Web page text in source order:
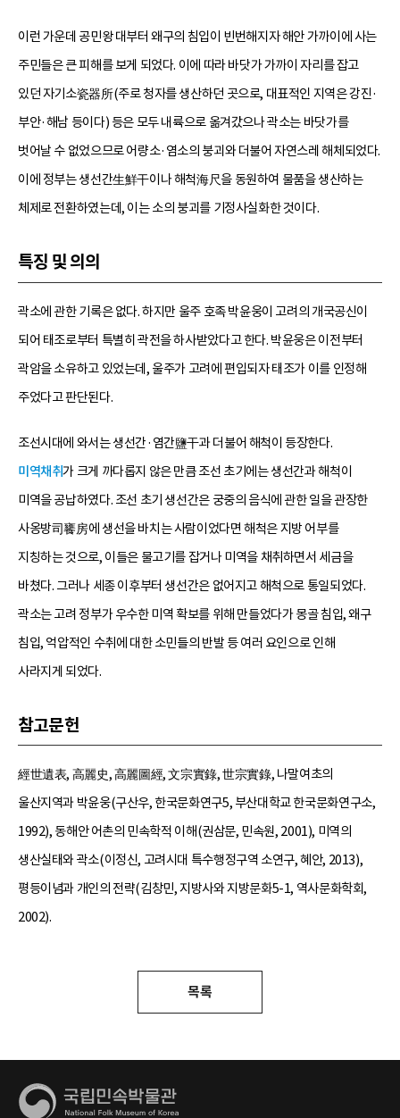
이런 가운데 공민왕 대부터 왜구의 침입이 빈번해지자 해안 가까이에 사는
주민들은 큰 피해를 보게 되었다. 이에 따라 바닷가 가까이 자리를 잡고
있던 자기소瓷器所(주로 청자를 생산하던 곳으로, 대표적인 지역은 강진·
부안·해남 등이다) 등은 모두 내륙으로 옮겨갔으나 곽소는 바닷가를
벗어날 수 없었으므로 어량소·염소의 붕괴와 더불어 자연스레 해체되었다.
이에 정부는 생선간生鮮干이나 해척海尺을 동원하여 물품을 생산하는
체제로 전환하였는데, 이는 소의 붕괴를 기정사실화한 것이다.
특징 및 의의
곽소에 관한 기록은 없다. 하지만 울주 호족 박윤웅이 고려의 개국공신이
되어 태조로부터 특별히 곽전을 하사받았다고 한다. 박윤웅은 이전부터
곽암을 소유하고 있었는데, 울주가 고려에 편입되자 태조가 이를 인정해
주었다고 판단된다.
조선시대에 와서는 생선간·염간鹽干과 더불어 해척이 등장한다.
미역채취가 크게 까다롭지 않은 만큼 조선 초기에는 생선간과 해척이
미역을 공납하였다. 조선 초기 생선간은 궁중의 음식에 관한 일을 관장한
사옹방司饔房에 생선을 바치는 사람이었다면 해척은 지방 어부를
지칭하는 것으로, 이들은 물고기를 잡거나 미역을 채취하면서 세금을
바쳤다. 그러나 세종 이후부터 생선간은 없어지고 해척으로 통일되었다.
곽소는 고려 정부가 우수한 미역 확보를 위해 만들었다가 몽골 침입, 왜구
침입, 억압적인 수취에 대한 소민들의 반발 등 여러 요인으로 인해
사라지게 되었다.
참고문헌
經世遺表, 高麗史, 高麗圖經, 文宗實錄, 世宗實錄, 나말여초의
울산지역과 박윤웅(구산우, 한국문화연구5, 부산대학교 한국문화연구소,
1992), 동해안 어촌의 민속학적 이해(권삼문, 민속원, 2001), 미역의
생산실태와 곽소(이정신, 고려시대 특수행정구역 소연구, 혜안, 2013),
평등이념과 개인의 전략(김창민, 지방사와 지방문화5-1, 역사문화학회,
2002).
목록